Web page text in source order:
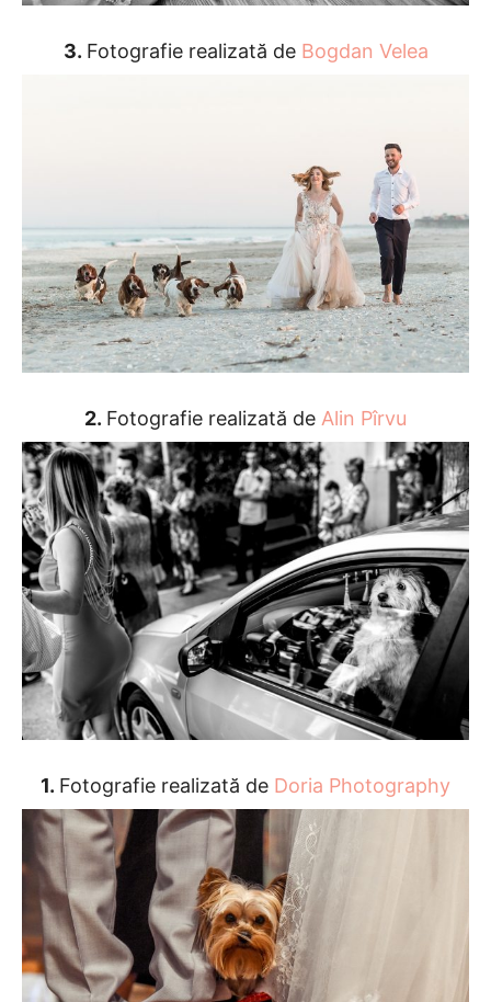
3. Fotografie realizată de Bogdan Velea
2. Fotografie realizată de Alin Pîrvu
1. Fotografie realizată de Doria Photography